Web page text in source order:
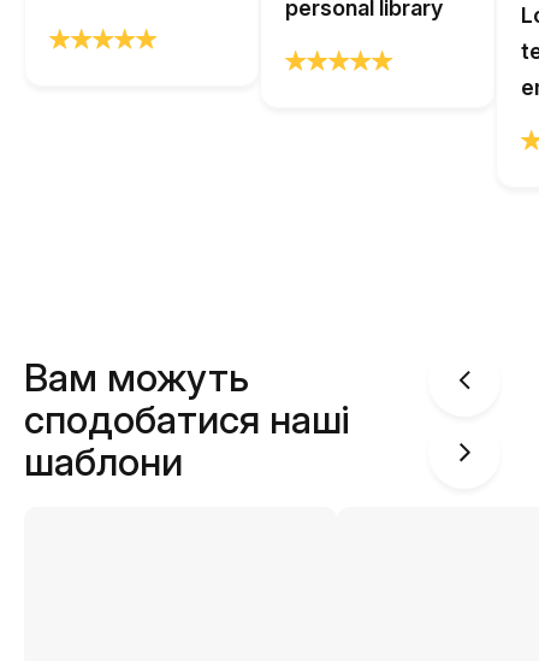
personal library
Вам можуть
сподобатися наші
шаблони